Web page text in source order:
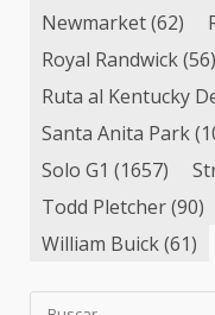
Newmarket(62)
Royal Randwick(56)
Ruta al Kentucky
Santa Anita Park
Solo G1 (1657)
Todd Pletcher(90)
William Buick(61)
Buscar: